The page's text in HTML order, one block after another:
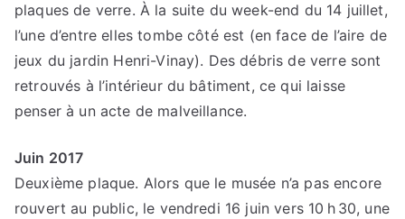
plaques de verre. À la suite du week-end du 14 juillet,
l’une d’entre elles tombe côté est (en face de l’aire de
jeux du jardin Henri-Vinay). Des débris de verre sont
retrouvés à l’intérieur du bâtiment, ce qui laisse
penser à un acte de malveillance.
Juin 2017
Deuxième plaque. Alors que le musée n’a pas encore
rouvert au public, le vendredi 16 juin vers 10 h 30, une